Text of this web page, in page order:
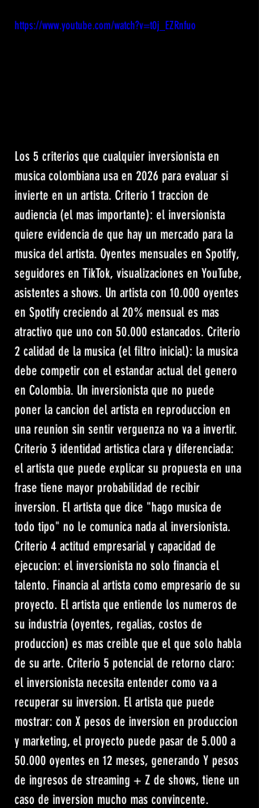
https://www.youtube.com/watch?v=t0j_EZRnfuo
Los 5 criterios que cualquier inversionista en
musica colombiana usa en 2026 para evaluar si
invierte en un artista. Criterio 1 traccion de
audiencia (el mas importante): el inversionista
quiere evidencia de que hay un mercado para la
musica del artista. Oyentes mensuales en Spotify,
seguidores en TikTok, visualizaciones en YouTube,
asistentes a shows. Un artista con 10.000 oyentes
en Spotify creciendo al 20% mensual es mas
atractivo que uno con 50.000 estancados. Criterio
2 calidad de la musica (el filtro inicial): la musica
debe competir con el estandar actual del genero
en Colombia. Un inversionista que no puede
poner la cancion del artista en reproduccion en
una reunion sin sentir verguenza no va a invertir.
Criterio 3 identidad artistica clara y diferenciada:
el artista que puede explicar su propuesta en una
frase tiene mayor probabilidad de recibir
inversion. El artista que dice "hago musica de
todo tipo" no le comunica nada al inversionista.
Criterio 4 actitud empresarial y capacidad de
ejecucion: el inversionista no solo financia el
talento. Financia al artista como empresario de su
proyecto. El artista que entiende los numeros de
su industria (oyentes, regalias, costos de
produccion) es mas creible que el que solo habla
de su arte. Criterio 5 potencial de retorno claro:
el inversionista necesita entender como va a
recuperar su inversion. El artista que puede
mostrar: con X pesos de inversion en produccion
y marketing, el proyecto puede pasar de 5.000 a
50.000 oyentes en 12 meses, generando Y pesos
de ingresos de streaming + Z de shows, tiene un
caso de inversion mucho mas convincente.